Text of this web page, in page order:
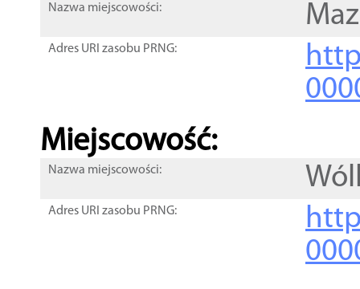
Nazwa miejscowości:
Adres URI zasobu PRNG:
Miejscowość:
Nazwa miejscowości:
Adres URI zasobu PRNG: